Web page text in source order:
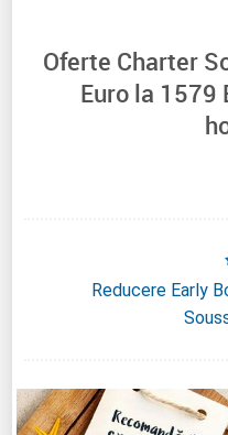
Oferte Charter
Euro la 1579
Reducere Early